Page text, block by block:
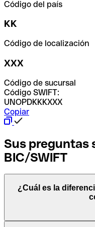
Código del país
KK
Código de localización
XXX
Código de sucursal
Código SWIFT:
UNOPDKKKXXX
Copiar
Sus preguntas
BIC/SWIFT
¿Cuál es la